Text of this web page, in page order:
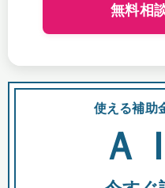
無料相
使える補助
Ａ